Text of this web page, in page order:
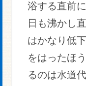
浴する直前
日も沸かし
はかなり低
をはったほ
るのは水道